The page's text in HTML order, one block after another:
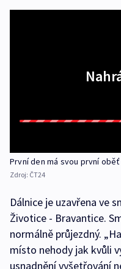
První den má svou první oběť
Zdroj: ČT24
Dálnice je uzavřena ve
Životice - Bravantice.
normálně průjezdný.
místo nehody jak kvůli
usnadnění vyšetřování